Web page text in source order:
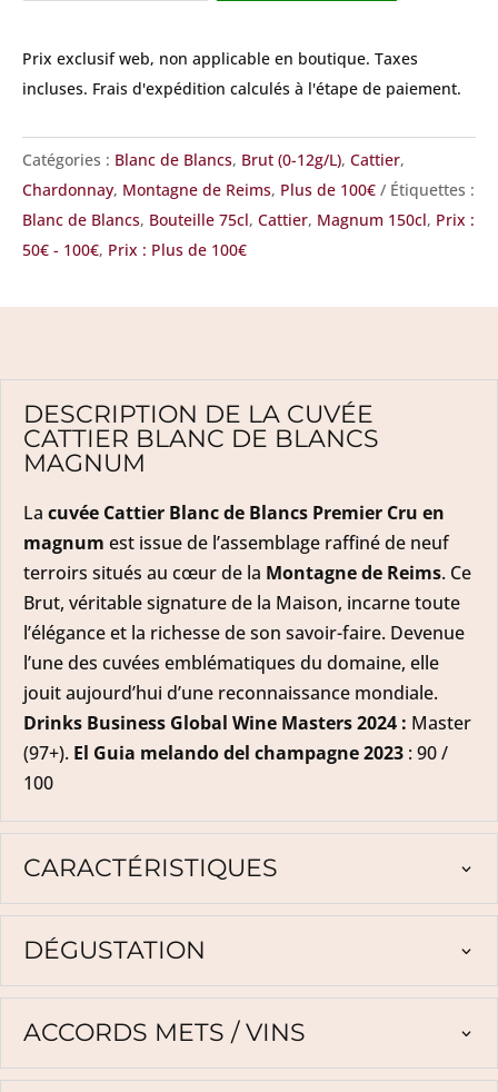
Prix exclusif web, non applicable en boutique. Taxes
incluses. Frais d'expédition calculés à l'étape de paiement.
Catégories : Blanc de Blancs, Brut (0-12g/L), Cattier,
Chardonnay, Montagne de Reims, Plus de 100€
Étiquettes :
Blanc de Blancs, Bouteille 75cl, Cattier, Magnum 150cl, Prix :
50€ - 100€, Prix : Plus de 100€
DESCRIPTION DE LA CUVÉE
CATTIER BLANC DE BLANCS
MAGNUM
La cuvée Cattier Blanc de Blancs Premier Cru en
magnum est issue de l’assemblage raffiné de neuf
terroirs situés au cœur de la Montagne de Reims. Ce
Brut, véritable signature de la Maison, incarne toute
l’élégance et la richesse de son savoir-faire. Devenue
l’une des cuvées emblématiques du domaine, elle
jouit aujourd’hui d’une reconnaissance mondiale.
Drinks Business Global Wine Masters 2024 : Master
(97+). El Guia melando del champagne 2023 : 90 /
100
CARACTÉRISTIQUES
DÉGUSTATION
ACCORDS METS / VINS